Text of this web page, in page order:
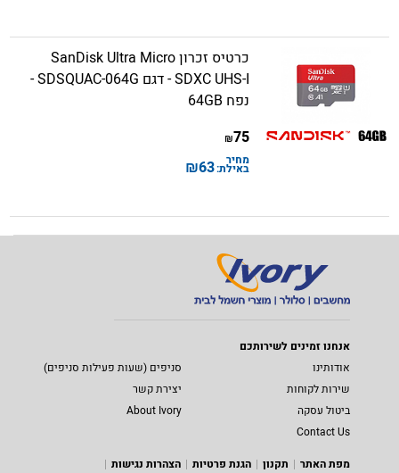
כרטיס זכרון SanDisk Ultra Micro
SDXC UHS-I - דגם SDSQUAC-064G -
נפח 64GB
75
₪
מחיר
באילת:63
₪
אנחנו זמינים לשירותכם
אודותינו
סניפים (שעות פעילות סניפים)
שירות לקוחות
יצירת קשר
ביטול עסקה
About Ivory
Contact Us
מפת האתר
תקנון הגנת פרטיות
הצהרות נגישות